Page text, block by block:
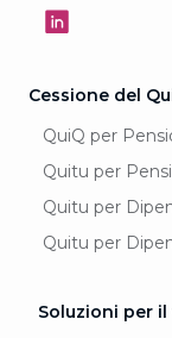
Cessione del
QuiQ per
Quitu per
Quitu per
Quitu per
Soluzioni per